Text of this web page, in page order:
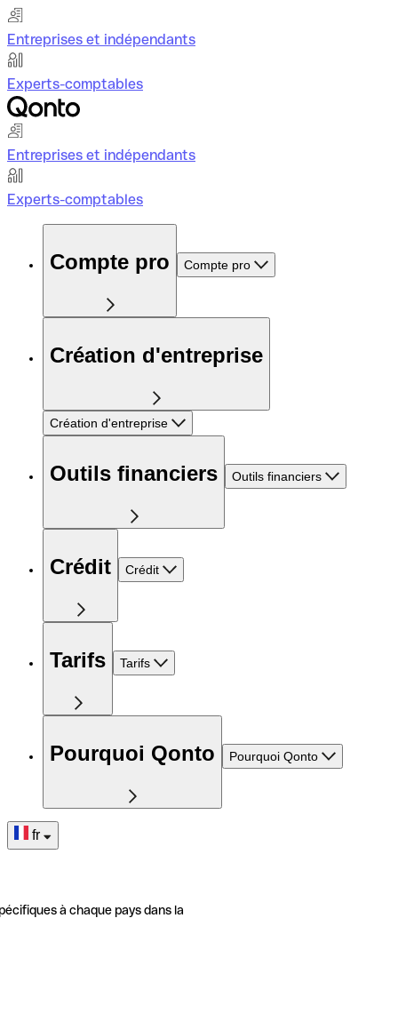
Entreprises et indépendants
Experts-comptables
Entreprises et indépendants
Experts-comptables
Compte pro Compte pro
Création d'entreprise
Création d'entreprise
Outils financiers Outils financiers
Crédit Crédit
Tarifs Tarifs
Pourquoi Qonto Pourquoi Qonto
fr
à chaque pays dans la